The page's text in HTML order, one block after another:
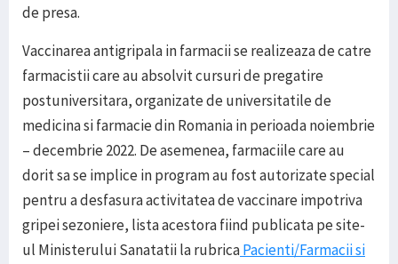
de presa.
Vaccinarea antigripala in farmacii se realizeaza de catre
farmacistii care au absolvit cursuri de pregatire
postuniversitara, organizate de universitatile de
medicina si farmacie din Romania in perioada noiembrie
– decembrie 2022. De asemenea, farmaciile care au
dorit sa se implice in program au fost autorizate special
pentru a desfasura activitatea de vaccinare impotriva
gripei sezoniere, lista acestora fiind publicata pe site-
ul Ministerului Sanatatii la rubricaPacienti/Farmacii si